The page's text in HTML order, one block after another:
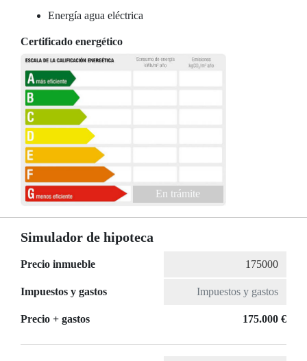
Energía agua eléctrica
Certificado energético
En trámite
Simulador de hipoteca
Precio inmueble
Impuestos y gastos
Precio + gastos 175.000 €